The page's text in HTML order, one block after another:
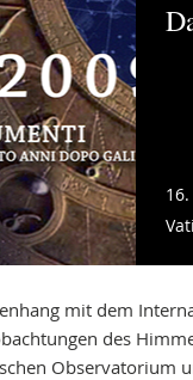
mit dem
des
Observatorium